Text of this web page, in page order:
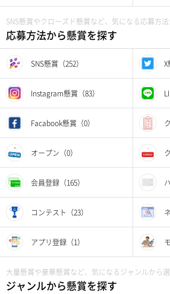
SNS懸賞やクローズド懸賞など、気になる応募方法
応募方法から懸賞を探す
SNS懸賞（252） X
Instagram懸賞（83）
Facabook懸賞（0）
オープン（0）
会員登録（165）
コンテスト（23）
アプリ登録（1）
大量懸賞や豪華懸賞など、気になるジャンルから選
ジャンルから懸賞を探す